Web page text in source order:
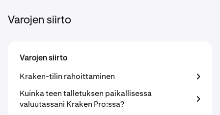
Varojen siirto
Varojen siirto
Kraken-tilin rahoittaminen
Kuinka teen talletuksen paikallisessa
valuutassani Kraken Pro:ssa?